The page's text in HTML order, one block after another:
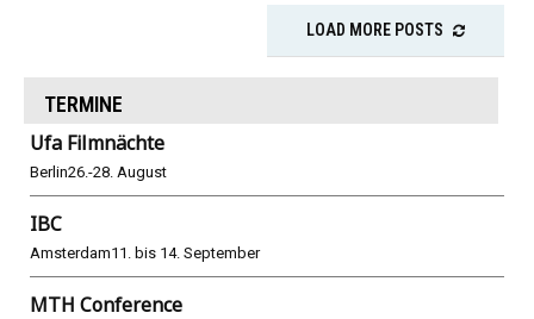
LOAD MORE POSTS
TERMINE
Ufa Filmnächte
Berlin26.-28. August
IBC
Amsterdam11. bis 14. September
MTH Conference